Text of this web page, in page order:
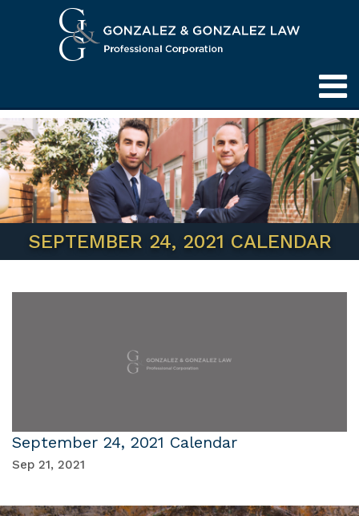
SEPTEMBER 24, 2021 CALENDAR
September 24, 2021 Calendar
Sep 21, 2021